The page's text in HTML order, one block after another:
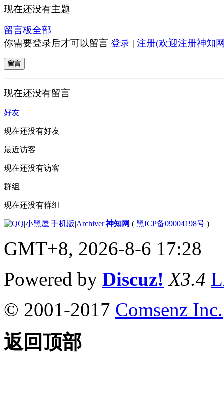
现在还没有主题
留言板全部
你需要登录后才可以留言 登录 | 注册(欢迎注册神知
留言
现在还没有留言
好友
现在还没有好友
最近访客
现在还没有访客
群组
现在还没有群组
|小黑屋|手机版|Archiver|神知网 ( 黑ICP备09004198号 )
GMT+8, 2026-8-6 17:28
Powered by Discuz! X3.4
© 2001-2017 Comsenz Inc.
返回顶部